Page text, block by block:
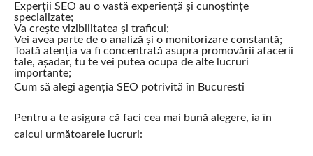
Experții SEO au o vastă experiență și cunoștințe
specializate;
Va crește vizibilitatea și traficul;
Vei avea parte de o analiză și o monitorizare constantă;
Toată atenția va fi concentrată asupra promovării afacerii
tale, așadar, tu te vei putea ocupa de alte lucruri
importante;
Cum să alegi agenția SEO potrivită în Bucuresti
Pentru a te asigura că faci cea mai bună alegere, ia în
calcul următoarele lucruri: